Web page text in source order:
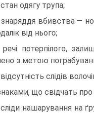
одягу трупа;
вбивства —
від нього;
речі потерпілого,
з метою
слідів
що свідчать
нашарування на